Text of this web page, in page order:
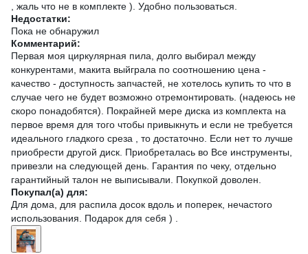
, жаль что не в комплекте ). Удобно пользоваться.
Недостатки:
Пока не обнаружил
Комментарий:
Первая моя циркулярная пила, долго выбирал между
конкурентами, макита выйграла по соотношению цена -
качество - доступность запчастей, не хотелось купить то что в
случае чего не будет возможно отремонтировать. (надеюсь не
скоро понадобятся). Покрайней мере диска из комплекта на
первое время для того чтобы привыкнуть и если не требуется
идеального гладкого среза , то достаточно. Если нет то лучше
приобрести другой диск. Приобреталась во Все инструменты,
привезли на следующей день. Гарантия по чеку, отдельно
гарантийный талон не выписывали. Покупкой доволен.
Покупал(а) для:
Для дома, для распила досок вдоль и поперек, нечастого
использования. Подарок для себя ) .